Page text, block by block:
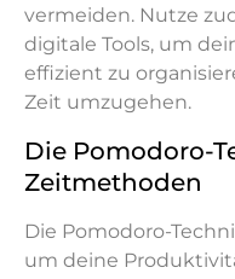
vermeiden. Nutze
digitale Tools, um
effizient zu
Zeit umzugehen.
Die Pomodoro-
Zeitmethoden
Die Pomodoro-
um deine